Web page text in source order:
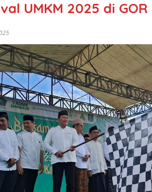
UMKM 2025 di